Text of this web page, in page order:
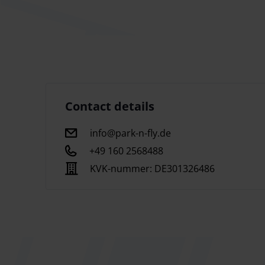
eigen ondergrondse parkeergarage en
de terminal. Dankzij de gratis pendeldienst
wordt rechtstreeks naar uw gate gebracht en
kenmerken van deze aanbieder is de veiligheid:
uitsluitend toegankelijk voor klanten en personeel.
Contact details
info@park-n-fly.de
+49 160 2568488
KVK-nummer: DE301326486